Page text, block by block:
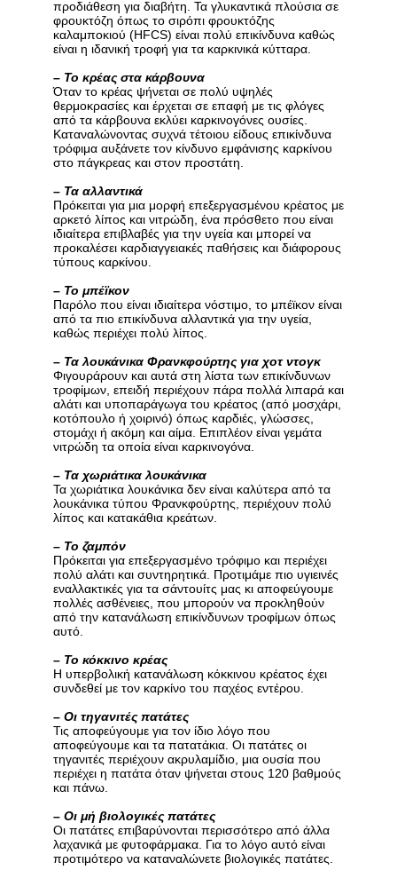
προδιάθεση για διαβήτη. Τα γλυκαντικά πλούσια σε
φρουκτόζη όπως το σιρόπι φρουκτόζης
καλαμποκιού (HFCS) είναι πολύ επικίνδυνα καθώς
είναι η ιδανική τροφή για τα καρκινικά κύτταρα.
– Το κρέας στα κάρβουνα
Όταν το κρέας ψήνεται σε πολύ υψηλές
θερμοκρασίες και έρχεται σε επαφή με τις φλόγες
από τα κάρβουνα εκλύει καρκινογόνες ουσίες.
Καταναλώνοντας συχνά τέτοιου είδους επικίνδυνα
τρόφιμα αυξάνετε τον κίνδυνο εμφάνισης καρκίνου
στο πάγκρεας και στον προστάτη.
– Τα αλλαντικά
Πρόκειται για μια μορφή επεξεργασμένου κρέατος με
αρκετό λίπος και νιτρώδη, ένα πρόσθετο που είναι
ιδιαίτερα επιβλαβές για την υγεία και μπορεί να
προκαλέσει καρδιαγγειακές παθήσεις και διάφορους
τύπους καρκίνου.
– Το μπέϊκον
Παρόλο που είναι ιδιαίτερα νόστιμο, το μπέϊκον είναι
από τα πιο επικίνδυνα αλλαντικά για την υγεία,
καθώς περιέχει πολύ λίπος.
– Τα λουκάνικα Φρανκφούρτης για χοτ ντογκ
Φιγουράρουν και αυτά στη λίστα των επικίνδυνων
τροφίμων, επειδή περιέχουν πάρα πολλά λιπαρά και
αλάτι και υποπαράγωγα του κρέατος (από μοσχάρι,
κοτόπουλο ή χοιρινό) όπως καρδιές, γλώσσες,
στομάχι ή ακόμη και αίμα. Επιπλέον είναι γεμάτα
νιτρώδη τα οποία είναι καρκινογόνα.
– Τα χωριάτικα λουκάνικα
Τα χωριάτικα λουκάνικα δεν είναι καλύτερα από τα
λουκάνικα τύπου Φρανκφούρτης, περιέχουν πολύ
λίπος και κατακάθια κρεάτων.
– Το ζαμπόν
Πρόκειται για επεξεργασμένο τρόφιμο και περιέχει
πολύ αλάτι και συντηρητικά. Προτιμάμε πιο υγιεινές
εναλλακτικές για τα σάντουίτς μας κι αποφεύγουμε
πολλές ασθένειες, που μπορούν να προκληθούν
από την κατανάλωση επικίνδυνων τροφίμων όπως
αυτό.
– Το κόκκινο κρέας
Η υπερβολική κατανάλωση κόκκινου κρέατος έχει
συνδεθεί με τον καρκίνο του παχέος εντέρου.
– Οι τηγανιτές πατάτες
Τις αποφεύγουμε για τον ίδιο λόγο που
αποφεύγουμε και τα πατατάκια. Οι πατάτες οι
τηγανιτές περιέχουν ακρυλαμίδιο, μια ουσία που
περιέχει η πατάτα όταν ψήνεται στους 120 βαθμούς
και πάνω.
– Οι μή βιολογικές πατάτες
Οι πατάτες επιβαρύνονται περισσότερο από άλλα
λαχανικά με φυτοφάρμακα. Για το λόγο αυτό είναι
προτιμότερο να καταναλώνετε βιολογικές πατάτες.